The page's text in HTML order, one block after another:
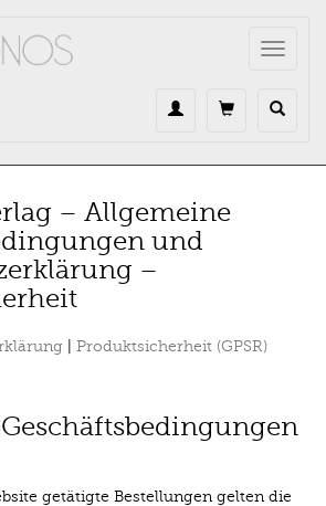
Toggle
– Allgemeine
und
–
Produktsicherheit (GPSR)
getätigte Bestellungen gelten die